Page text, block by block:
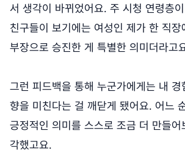
서 생각이 바뀌었어요. 주 시청 연령층
친구들이 보기에는 여성인 제가 한 직장
부장으로 승진한 게 특별한 의미더라고
그런 피드백을 통해 누군가에게는 내 경
향을 미친다는 걸 깨닫게 됐어요. 어느
긍정적인 의미를 스스로 조금 더 만들어
각했고요.